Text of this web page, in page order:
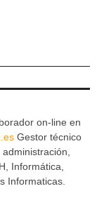
on-line en
Gestor técnico
Informática,
Informaticas.